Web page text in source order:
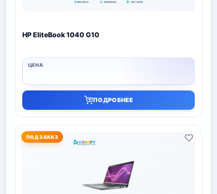
HP EliteBook 1040 G10
ПОДРОБНЕЕ
ПОД ЗАКАЗ